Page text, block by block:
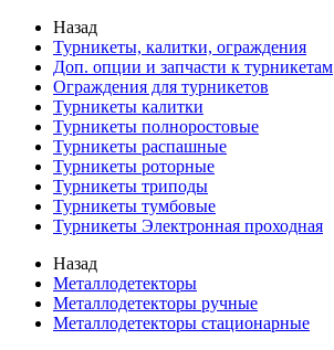
Назад
Турникеты, калитки, ограждения
Доп. опции и запчасти к турникетам
Ограждения для турникетов
Турникеты калитки
Турникеты полноростовые
Турникеты распашные
Турникеты роторные
Турникеты триподы
Турникеты тумбовые
Турникеты Электронная проходная
Назад
Металлодетекторы
Металлодетекторы ручные
Металлодетекторы стационарные